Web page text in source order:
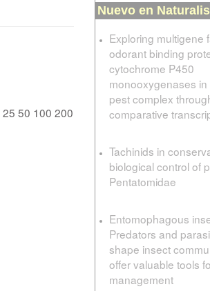
25 50 100 200
Nuevo en Naturalis
Exploring multigene
odorant binding
cytochrome P450
monooxygenases
pest complex
comparative
Tachinids in
biological control of
Pentatomidae
Entomophagous
Predators and
shape insect
offer valuable tools
management